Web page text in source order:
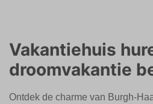
Vakantiehuis
droomvakantie
Ontdek de charme van Burgh-